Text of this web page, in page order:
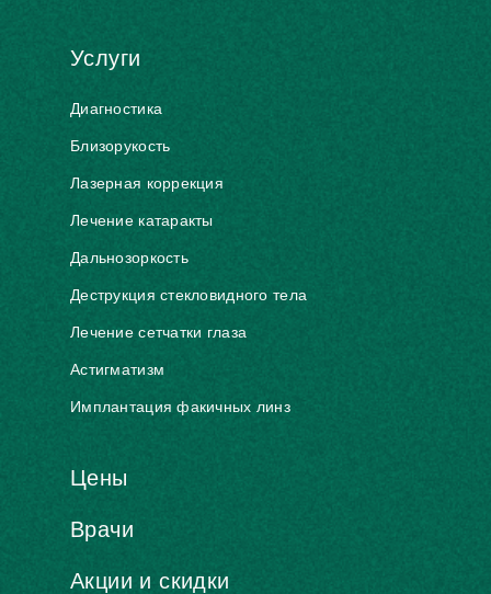
Услуги
Диагностика
Близорукость
Лазерная коррекция
Лечение катаракты
Дальнозоркость
Деструкция стекловидного тела
Лечение сетчатки глаза
Астигматизм
Имплантация факичных линз
Цены
Врачи
Акции и скидки